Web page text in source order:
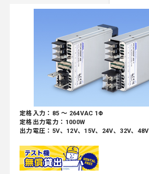
定格入力：85 ～ 264VAC 1Φ
定格出力電力：1000W
出力電圧：5V、12V、15V、24V、32V、48V